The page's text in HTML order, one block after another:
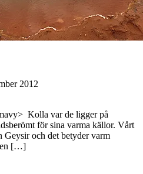
2012
Kolla var de ligger på
för sina varma källor. Vårt
Geysir och det betyder varm
[…]